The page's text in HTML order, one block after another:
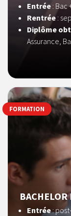
Entrée : Bac
Rentrée :
Diplôme
Assurance,
BACHELOR
Entrée:
FORMATION